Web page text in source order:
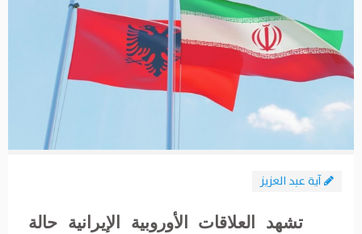
آية عبد العزيز
تشهد العلاقات الأوروبية الإيرانية حالة